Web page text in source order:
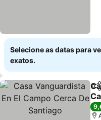
Selecione as datas para
exatos.